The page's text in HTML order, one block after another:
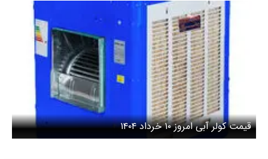
قیمت کولر آبی امروز ۱۰ خرداد ۱۴۰۴